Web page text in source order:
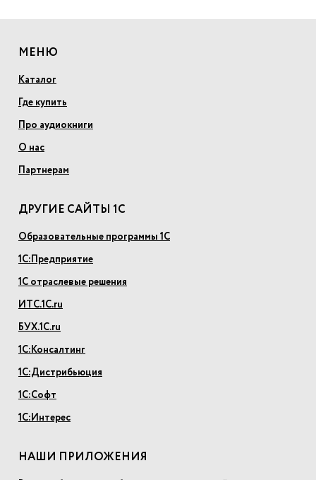
МЕНЮ
Каталог
Где купить
Про аудиокниги
О нас
Партнерам
ДРУГИЕ САЙТЫ 1С
Образовательные программы 1С
1С:Предприятие
1С отраслевые решения
ИТС.1С.ru
БУХ.1С.ru
1С:Консалтинг
1С:Дистрибьюция
1С:Софт
1С:Интерес
НАШИ ПРИЛОЖЕНИЯ